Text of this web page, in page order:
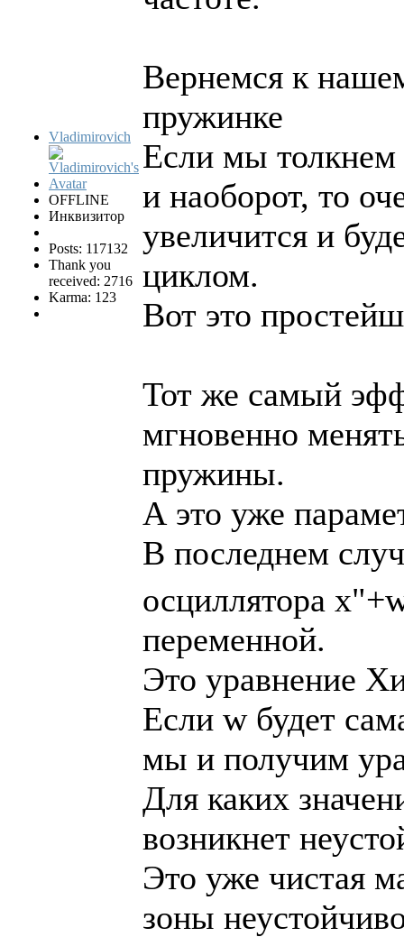
Vladimirovich
OFFLINE
Инквизитор
Posts: 117132
Thank you
received: 2716
Karma: 123
Вернемся к
пружинке
Если мы толкнем
и наоборот, то
увеличится и
циклом.
Вот это
Тот же самый
мгновенно
пружины.
А это уже
В последнем
осциллятора
переменной.
Это уравнение
Если w будет
мы и получим
Для каких
возникнет
Это уже чистая
зоны